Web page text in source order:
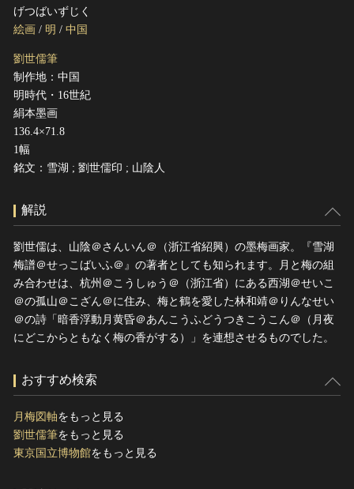
げつばいずじく
絵画 / 明 / 中国
劉世儒筆
制作地：中国
明時代・16世紀
絹本墨画
136.4×71.8
1幅
銘文：雪湖 ; 劉世儒印 ; 山陰人
解説
劉世儒は、山陰＠さんいん＠（浙江省紹興）の墨梅画家。『雪湖
梅譜＠せっこばいふ＠』の著者としても知られます。月と梅の組
み合わせは、杭州＠こうしゅう＠（浙江省）にある西湖＠せいこ
＠の孤山＠こざん＠に住み、梅と鶴を愛した林和靖＠りんなせい
＠の詩「暗香浮動月黄昏＠あんこうふどうつきこうこん＠（月夜
にどこからともなく梅の香がする）」を連想させるものでした。
おすすめ検索
月梅図軸をもっと見る
劉世儒筆をもっと見る
東京国立博物館をもっと見る